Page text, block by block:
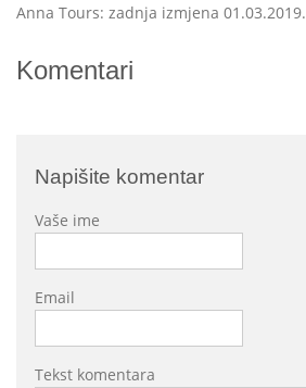
Anna Tours: zadnja izmjena 01.03.2019.
Komentari
Napišite komentar
Vaše ime
Email
Tekst komentara